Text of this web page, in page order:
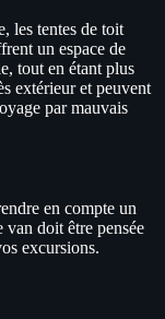
les tentes de toit
un espace de
tout en étant plus
extérieur et peuvent
par mauvais
en compte un
doit être pensée
excursions.